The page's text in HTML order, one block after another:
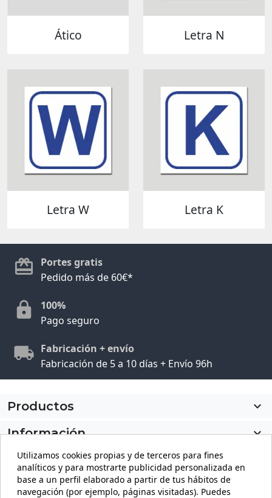
Ático Letra N
Letra W Letra K
Portes gratis
Pedido más de 60€*
100%
Pago seguro
Fabricación + envío
Fabricación de 5 a 10 días + Envío 96h
Productos

Información

Mi cuenta
Información de la tienda
Utilizamos cookies propias y de terceros para fines
analíticos y para mostrarte publicidad personalizada en
base a un perfil elaborado a partir de tus hábitos de
navegación (por ejemplo, páginas visitadas). Puedes